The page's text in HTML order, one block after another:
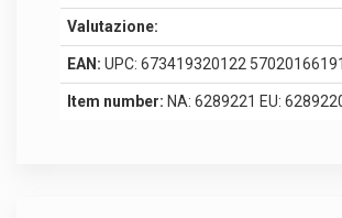
Valutazione:
EAN: UPC: 673419320122
Item number: NA: 6289221 EU: